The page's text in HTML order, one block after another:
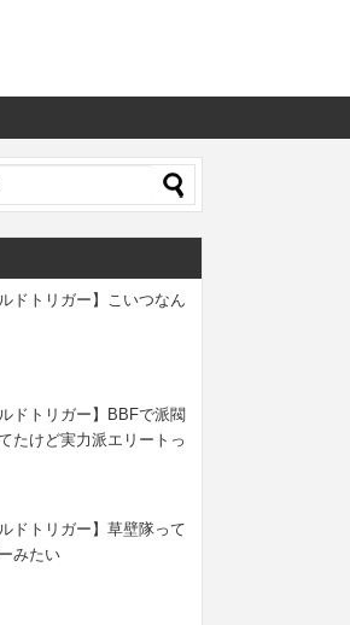
ルドトリガー】こいつなん
ルドトリガー】BBFで派閥
たけど実力派エリートっ
ルドトリガー】草壁隊って
みたい